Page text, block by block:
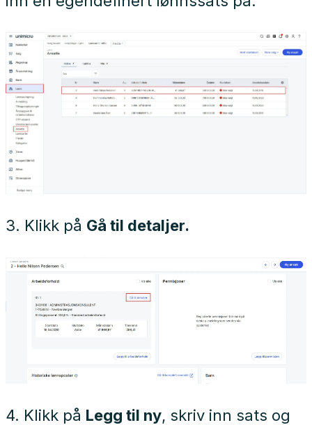
3. Klikk på Gå til detaljer.
4. Klikk på Legg til ny, skriv inn sats og